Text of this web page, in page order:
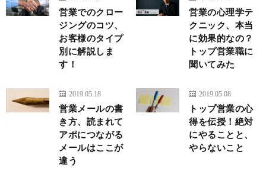
営業でのクロー
ジングのコツ、
お客様のタイプ
別に解説しま
す！
営業の心理学テ
クニック、本当
に効果的なの？
トップ営業職に
聞いてみた
2019.05.18
営業メールの書
き方、読まれて
アポにつながる
メールはここが
違う
2019.05.08
トップ営業の心
得を伝授！絶対
にやることと、
やらないこと